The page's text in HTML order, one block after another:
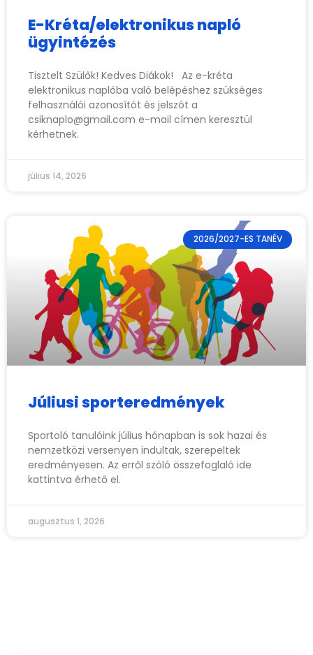
E-Kréta/elektronikus napló
ügyintézés
Tisztelt Szülők! Kedves Diákok! Az e-kréta
elektronikus naplóba való belépéshez szükséges
felhasználói azonosítót és jelszót a
csiknaplo@gmail.com e-mail címen keresztül
kérhetnek.
július 14, 2026
2026/2027-ES TANÉV
Júliusi sporteredmények
Sportoló tanulóink július hónapban is sok hazai és
nemzetközi versenyen indultak, szerepeltek
eredményesen. Az erről szóló összefoglaló ide
kattintva érhető el.
augusztus 1, 2026